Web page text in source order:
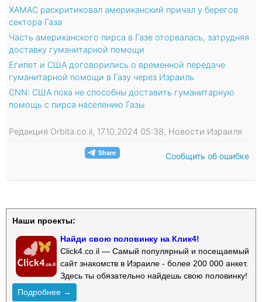
ХАМАС раскритиковал американский причал у берегов
сектора Газа
Часть американского пирса в Газе оторвалась, затрудняя
доставку гуманитарной помощи
Египет и США договорились о временной передаче
гуманитарной помощи в Газу через Израиль
CNN: США пока не способны доставить гуманитарную
помощь с пирса населению Газы
Редакция Orbita.co.il, 17.10.2024 05:38, Новости Израиля
Сообщить об ошибке
Наши проекты:
Найди свою половинку на Клик4!
Click4.co.il — Самый популярный и посещаемый
сайт знакомств в Израиле - более 200 000 анкет.
Здесь ты обязательно найдешь свою половинку!
Подробнее →